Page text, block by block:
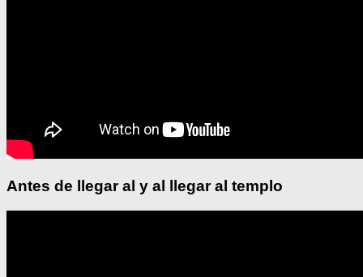
Antes de llegar al y al llegar al templo